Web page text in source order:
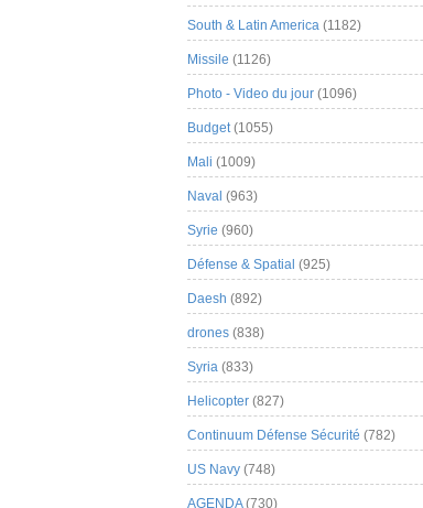
South & Latin America (1182)
Missile (1126)
Photo - Video du jour (1096)
Budget(1055)
Mali (1009)
Naval (963)
Syrie (960)
Défense & Spatial (925)
Daesh (892)
drones (838)
Syria (833)
Helicopter (827)
Continuum Défense Sécurité (782)
US Navy (748)
AGENDA(730)